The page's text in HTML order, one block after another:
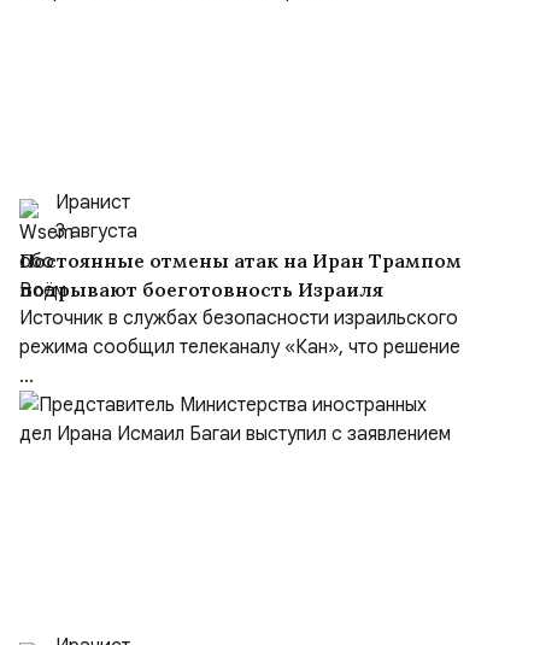
Иранист
3 августа
Постоянные отмены атак на Иран Трампом
подрывают боеготовность Израиля
Источник в службах безопасности израильского
режима сообщил телеканалу «Кан», что решение
...